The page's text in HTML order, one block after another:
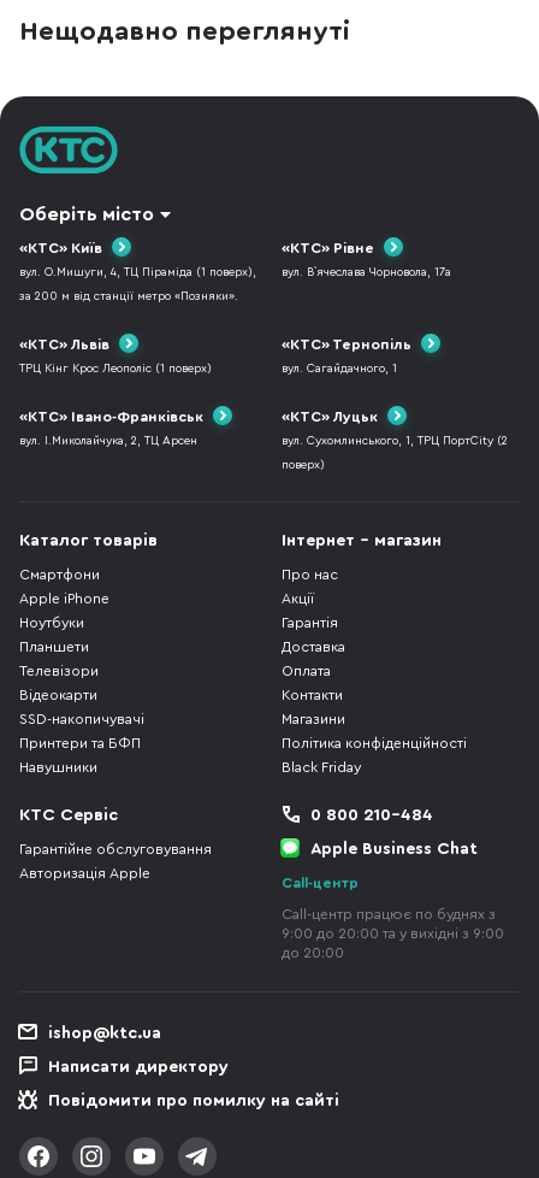
Нещодавно переглянуті
Оберіть місто
«КТС» Київ
вул. О.Мишуги, 4, ТЦ Піраміда (1 поверх),
за 200 м від станції метро «Позняки».
«КТС» Рівне
вул. В`ячеслава Чорновола, 17а
«КТС» Львів
ТРЦ Кінг Крос Леополіс (1 поверх)
«КТС» Тернопіль
вул. Сагайдачного, 1
«КТС» Івано-Франківськ
вул. І.Миколайчука, 2, ТЦ Арсен
«КТС» Луцьк
вул. Сухомлинського, 1, ТРЦ ПортCity (2
поверх)
Каталог товарів
Смартфони
Apple iPhone
Ноутбуки
Планшети
Телевізори
Відеокарти
SSD-накопичувачі
Принтери та БФП
Навушники
Інтернет - магазин
Про нас
Акції
Гарантія
Доставка
Оплата
Контакти
Магазини
Політика конфіденційності
Black Friday
КТС Сервіс
Гарантійне обслуговування
Авторизація Apple
0 800 210-484
Apple Business Chat
Call-центр
Call-центр працює по буднях з
9:00 до 20:00 та у вихідні з 9:00
до 20:00
ishop@ktc.ua
Написати директору
Повідомити про помилку на сайті